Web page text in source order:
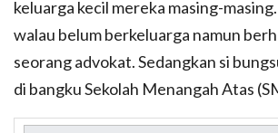
keluarga kecil mereka masing-
walau belum berkeluarga namun
seorang advokat. Sedangkan si
di bangku Sekolah Menangah Atas